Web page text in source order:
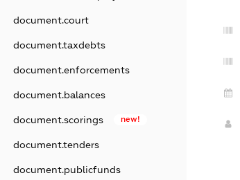
document.court
document.taxdebts
document.enforcements
document.balances
document.scorings new!
document.tenders
document.publicfunds